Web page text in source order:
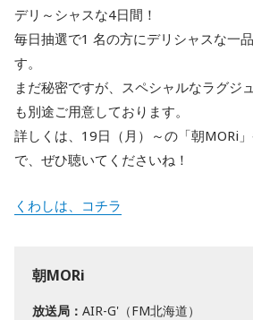
デリ～シャスな4日間！
毎日抽選で1 名の方にデリシャスな一
す。
まだ秘密ですが、スペシャルなラグジ
も別途ご用意しております。
詳しくは、19日（月）～の「朝MORi
で、ぜひ聴いてくださいね！
くわしは、コチラ
朝MORi
放送局： AIR-G'（FM北海道）